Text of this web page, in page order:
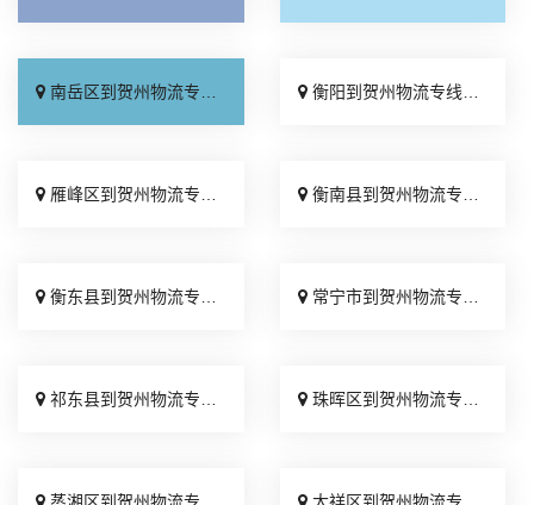
南岳区到贺州物流专线_快运直达「专线快运」 衡阳到贺州物流专线_直发全境「送货到门」
雁峰区到贺州物流专线_需要几天「运价查询」 衡南县到贺州物流专线_多少一方「托运省心」
衡东县到贺州物流专线_直发全境「多久能到」 常宁市到贺州物流专线_专业可靠「不随意加价」
祁东县到贺州物流专线_市县派送「按时送达」 珠晖区到贺州物流专线_价格透明「快运有保障」
蒸湘区到贺州物流专线_快速直达「按时送达」 大祥区到贺州物流专线_运保时效「限时必达」